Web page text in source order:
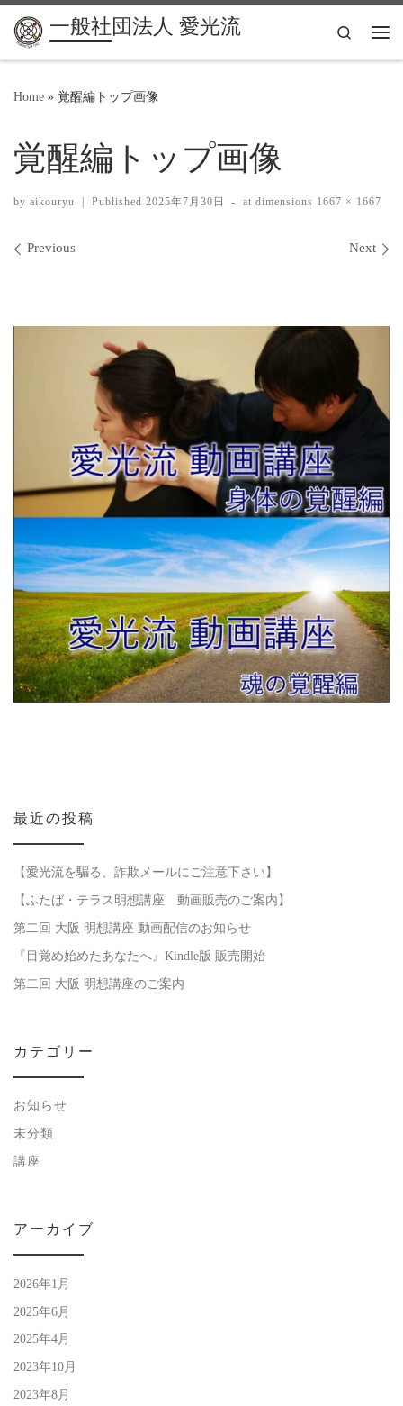
一般社団法人 愛光流
Search
Home » 覚醒編トップ画像
覚醒編トップ画像
by aikouryu | Published 2025年7月30日 - at dimensions 1667 × 1667
Images navigation
Previous Next
最近の投稿
【愛光流を騙る、詐欺メールにご注意下さい】
【ふたば・テラス明想講座 動画販売のご案内】
第二回 大阪 明想講座 動画配信のお知らせ
『目覚め始めたあなたへ』Kindle版 販売開始
第二回 大阪 明想講座のご案内
カテゴリー
お知らせ
未分類
講座
アーカイブ
2026年1月
2025年6月
2025年4月
2023年10月
2023年8月